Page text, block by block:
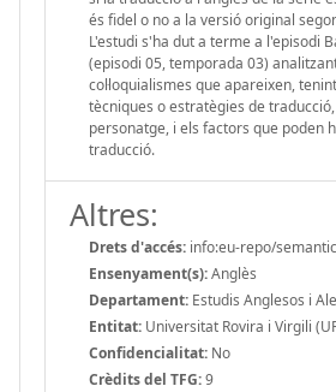
és fidel o no a la versió original
L'estudi s'ha dut a terme a l'episodi
(episodi 05, temporada 03)
col·loquialismes que apareixen,
tècniques o estratègies de
personatge, i els factors que poden
traducció.
Altres:
Drets d'accés: info:eu-repo/
Ensenyament(s):Anglès
Departament: Estudis Anglesos i
Entitat: Universitat Rovira i Virgili
Confidencialitat: No
Crèdits del TFG:9